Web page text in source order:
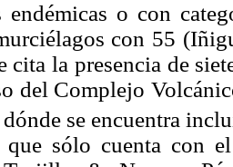
endémicas o con
con 55
cita la presencia de
del Complejo
dónde se encuentra
que sólo cuenta con